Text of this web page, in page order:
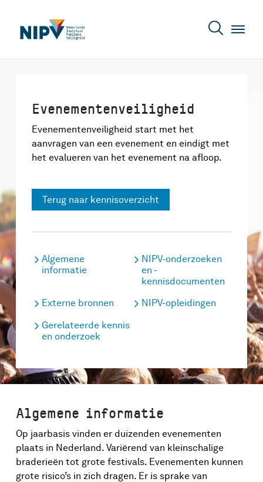
Evenementenveiligheid
Evenementenveiligheid start met het
aanvragen van een evenement en eindigt met
het evalueren van het evenement na afloop.
Terug naar kennisoverzicht
Algemene
informatie
NIPV-onderzoeken
en -
kennisdocumenten
Externe bronnen
NIPV-opleidingen
Gerelateerde kennis
en onderzoek
Algemene informatie
Op jaarbasis vinden er duizenden evenementen
plaats in Nederland. Variërend van kleinschalige
braderieën tot grote festivals. Evenementen kunnen
grote risico’s in zich dragen. Er is sprake van